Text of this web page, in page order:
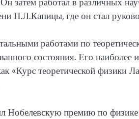
П.Л.Капицы, где он стал
работами по
состояния. Его наиболее
«Курс теоретической
премию по физике